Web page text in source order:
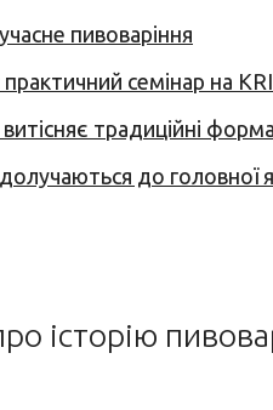
пивоваріння
семінар на
традиційні
до головної
історію